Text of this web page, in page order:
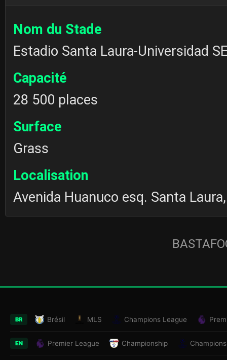
Nom du Stade
Estadio Santa Laura-Universidad
Capacité
28 500 places
Surface
Grass
Localisation
Avenida Huanuco esq. Santa
BR Brésil MLS Champions League
EN Premier League Championship